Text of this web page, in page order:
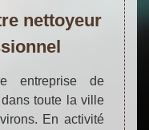
nettoyeur
entreprise de
toute la ville
En activité